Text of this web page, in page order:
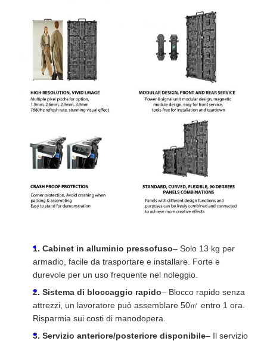
1. Cabinet in alluminio pressofuso– Solo 13 kg per
armadio, facile da trasportare e installare. Forte e
durevole per un uso frequente nel noleggio.
2. Sistema di bloccaggio rapido– Blocco rapido senza
attrezzi, un lavoratore può assemblare 50㎡ entro 1 ora.
Risparmia sui costi di manodopera.
3. Servizio anteriore/posteriore disponibile– Il servizio